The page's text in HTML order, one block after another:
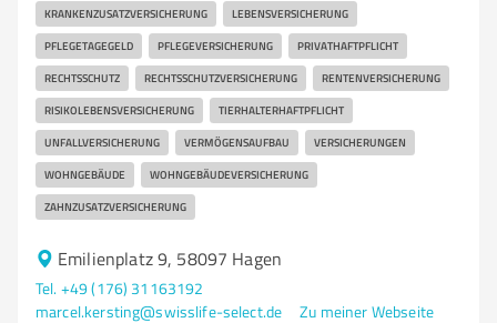
KRANKENZUSATZVERSICHERUNG LEBENSVERSICHERUNG
PFLEGETAGEGELD PFLEGEVERSICHERUNG PRIVATHAFTPFLICHT
RECHTSSCHUTZ RECHTSSCHUTZVERSICHERUNG RENTENVERSICHERUNG
RISIKOLEBENSVERSICHERUNG TIERHALTERHAFTPFLICHT
UNFALLVERSICHERUNG VERMÖGENSAUFBAU VERSICHERUNGEN
WOHNGEBÄUDE WOHNGEBÄUDEVERSICHERUNG
ZAHNZUSATZVERSICHERUNG
Emilienplatz 9, 58097 Hagen
Tel. +49 (176) 31163192
marcel.kersting@swisslife-select.de
Zu meiner Webseite